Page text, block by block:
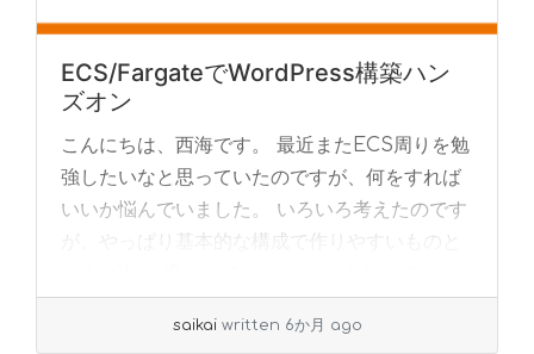
ECS/FargateでWordPress構築ハン
ズオン
こんにちは、西海です。 最近またECS周りを勉
強したいなと思っていたのですが、何をすれば
いいか悩んでいました。 いろいろ考えたのです
が、やっぱり基本的な構成で作りやすいものと
saikai written 6か月 ago